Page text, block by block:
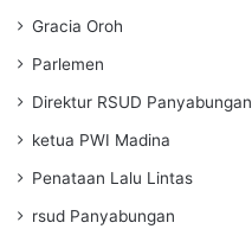
Gracia Oroh
Parlemen
Direktur RSUD Panyabungan
ketua PWI Madina
Penataan Lalu Lintas
rsud Panyabungan